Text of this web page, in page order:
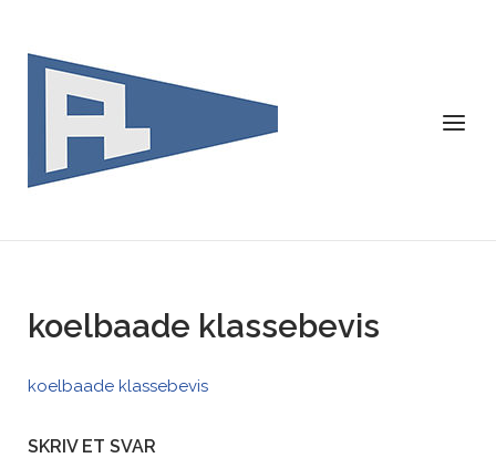
content
Menu
koelbaade klassebevis
koelbaade klassebevis
SKRIV ET SVAR